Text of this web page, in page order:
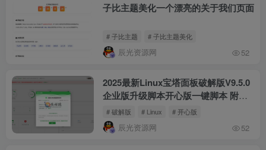
子比主题美化一个漂亮的关于我们页面
# 子比主题 # 子比主题美化
辰光资源网 52
2025最新Linux宝塔面板破解版V9.5.0
企业版升级脚本开心版一键脚本 附官
方一键安装脚本
# 破解版 # Linux # 开心版
辰光资源网 52